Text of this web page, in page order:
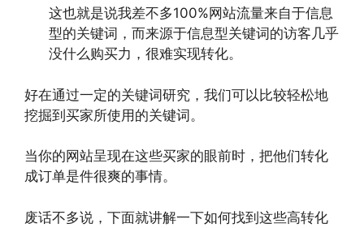
这也就是说我差不多100%网站流量来自于信息
型的关键词，而来源于信息型关键词的访客几乎
没什么购买力，很难实现转化。
好在通过一定的关键词研究，我们可以比较轻松地
挖掘到买家所使用的关键词。
当你的网站呈现在这些买家的眼前时，把他们转化
成订单是件很爽的事情。
废话不多说，下面就讲解一下如何找到这些高转化